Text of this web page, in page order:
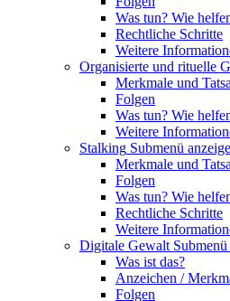
Was tun? Wie
Rechtliche Schritte
Weitere
Organisierte und rituelle
Merkmale und
Folgen
Was tun? Wie
Weitere
Stalking Submenü
Merkmale und
Folgen
Was tun? Wie
Rechtliche Schritte
Weitere
Digitale Gewalt
Was ist das?
Anzeichen /
Folgen